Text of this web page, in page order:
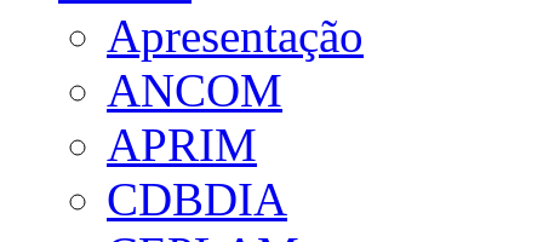
Apresentação
ANCOM
APRIM
CDBDIA